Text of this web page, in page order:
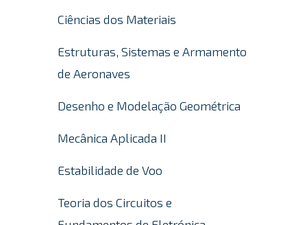
Ciências dos Materiais
Estruturas, Sistemas e Armamento
de Aeronaves
Desenho e Modelação Geométrica
Mecânica Aplicada II
Estabilidade de Voo
Teoria dos Circuitos e